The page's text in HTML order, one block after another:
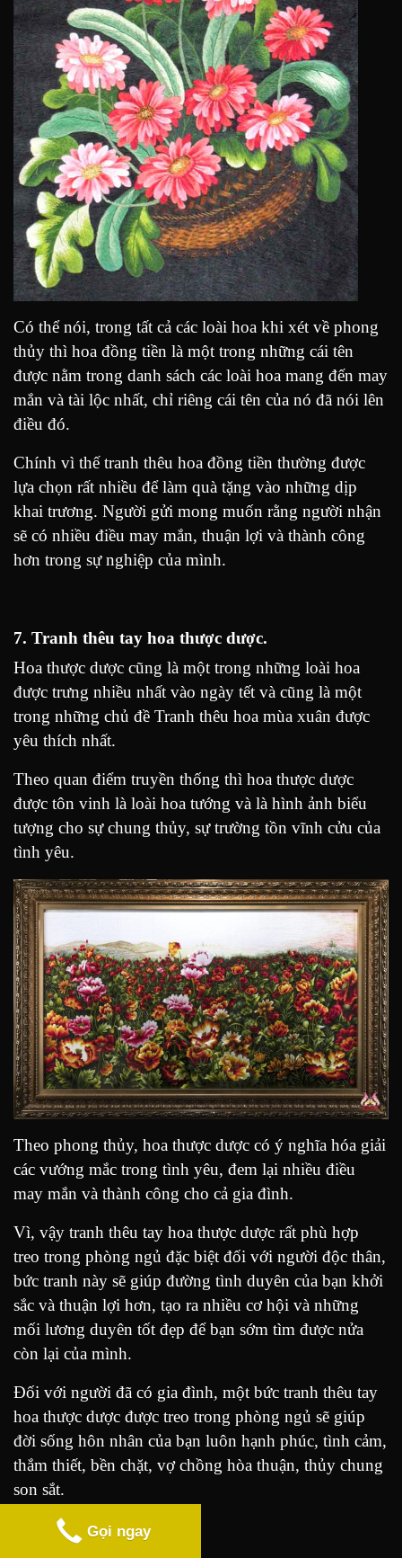
Có thể nói, trong tất cả các loài hoa khi xét về phong
thủy thì hoa đồng tiền là một trong những cái tên
được nằm trong danh sách các loài hoa mang đến may
mắn và tài lộc nhất, chỉ riêng cái tên của nó đã nói lên
điều đó.
Chính vì thế tranh thêu hoa đồng tiền thường được
lựa chọn rất nhiều để làm quà tặng vào những dịp
khai trương. Người gửi mong muốn rằng người nhận
sẽ có nhiều điều may mắn, thuận lợi và thành công
hơn trong sự nghiệp của mình.
7. Tranh thêu tay hoa thược dược.
Hoa thược dược cũng là một trong những loài hoa
được trưng nhiều nhất vào ngày tết và cũng là một
trong những chủ đề Tranh thêu hoa mùa xuân được
yêu thích nhất.
Theo quan điểm truyền thống thì hoa thược dược
được tôn vinh là loài hoa tướng và là hình ảnh biểu
tượng cho sự chung thủy, sự trường tồn vĩnh cửu của
tình yêu.
Theo phong thủy, hoa thược dược có ý nghĩa hóa giải
các vướng mắc trong tình yêu, đem lại nhiều điều
may mắn và thành công cho cả gia đình.
Vì, vậy tranh thêu tay hoa thược dược rất phù hợp
treo trong phòng ngủ đặc biệt đối với người độc thân,
bức tranh này sẽ giúp đường tình duyên của bạn khởi
sắc và thuận lợi hơn, tạo ra nhiều cơ hội và những
mối lương duyên tốt đẹp để bạn sớm tìm được nửa
còn lại của mình.
Đối với người đã có gia đình, một bức tranh thêu tay
hoa thược dược được treo trong phòng ngủ sẽ giúp
đời sống hôn nhân của bạn luôn hạnh phúc, tình cảm,
thắm thiết, bền chặt, vợ chồng hòa thuận, thủy chung
son sắt.
Gọi ngay